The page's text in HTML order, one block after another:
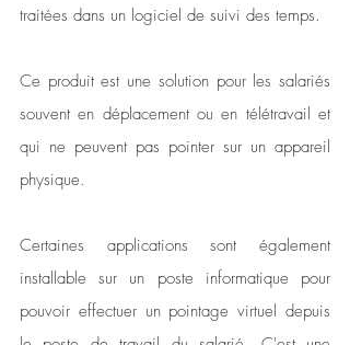
traitées dans un logiciel de suivi des temps.
Ce produit est une solution pour les salariés
souvent en déplacement ou en télétravail et
qui ne peuvent pas pointer sur un appareil
physique.
Certaines applications sont également
installable sur un poste informatique pour
pouvoir effectuer un pointage virtuel depuis